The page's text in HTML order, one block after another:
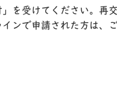
を受けてください。再
ンで申請された方は、